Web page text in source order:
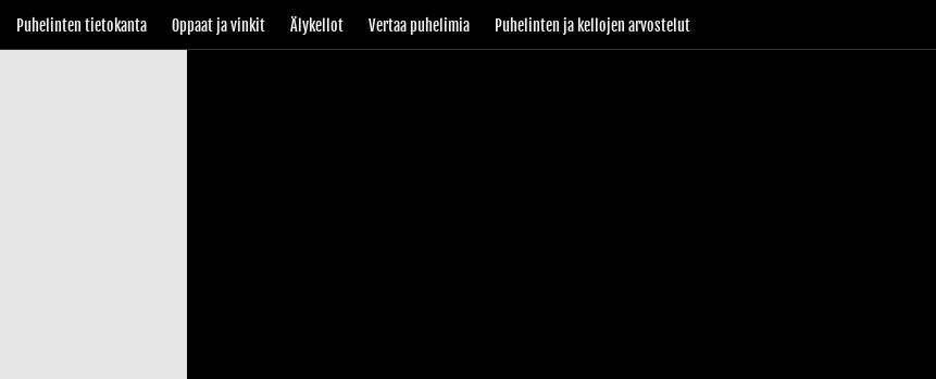
Puhelinten tietokanta Oppaat ja vinkit Älykellot Vertaa puhelimia Puhelinten ja kellojen arvostelut